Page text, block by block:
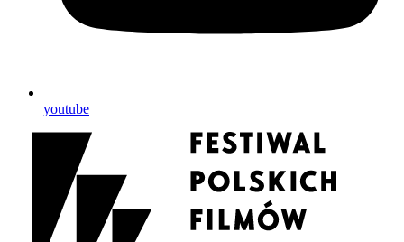
youtube